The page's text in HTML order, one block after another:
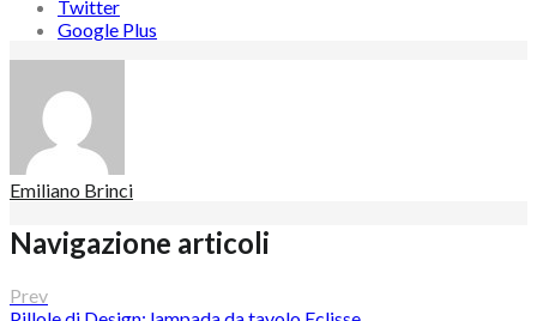
Twitter
Google Plus
Emiliano Brinci
Navigazione articoli
Prev